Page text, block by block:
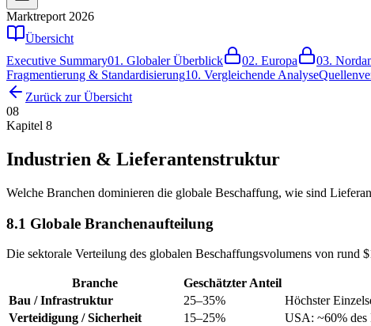
Marktreport 2026
Übersicht
Executive Summary01. Globaler Überblick 02. Europa 03.
Fragmentierung & Standardisierung10. Vergleichende Analyse
Zurück zur Übersicht
08
Kapitel 8
Industrien & Lieferantenstruktur
Welche Branchen dominieren die globale Beschaffung, wie sind
8.1 Globale Branchenaufteilung
Die sektorale Verteilung des globalen Beschaffungsvolumens von
Branche Geschätzter Anteil
Bau / Infrastruktur
25–35%
Höchster
Verteidigung / Sicherheit
15–25%
USA: ~60% des